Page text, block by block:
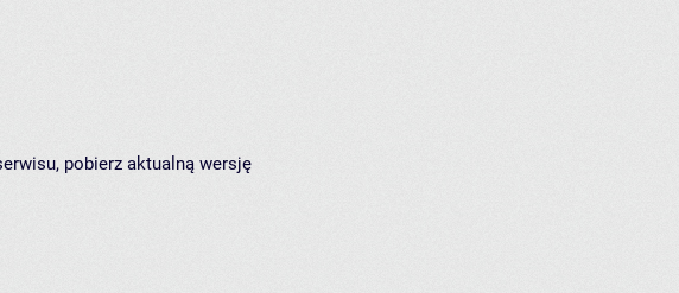
pobierz aktualną wersję